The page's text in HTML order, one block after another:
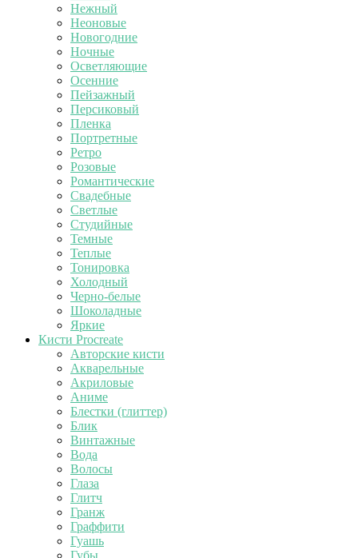
Нежный
Неоновые
Новогодние
Ночные
Осветляющие
Осенние
Пейзажный
Персиковый
Пленка
Портретные
Ретро
Розовые
Романтические
Свадебные
Светлые
Студийные
Темные
Теплые
Тонировка
Холодный
Черно-белые
Шоколадные
Яркие
Кисти Procreate
Авторские кисти
Акварельные
Акриловые
Аниме
Блестки (глиттер)
Блик
Винтажные
Вода
Волосы
Глаза
Глитч
Гранж
Граффити
Гуашь
Губы